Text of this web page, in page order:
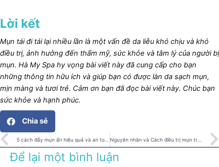
Lời kết
Mụn tái đi tái lại nhiều lần là một vấn đề da liễu khó chịu và khó
điều trị, ảnh hưởng đến thẩm mỹ, sức khỏe và tâm lý của người bị
mụn. Hà My Spa hy vọng bài viết này đã cung cấp cho bạn
những thông tin hữu ích và giúp bạn có được làn da sạch mụn,
mịn màng và tươi trẻ. Cảm ơn bạn đã đọc bài viết này. Chúc bạn
sức khỏe và hạnh phúc.
Chia sẻ
Prev Nguyên nhân và Cách điều trị mụn trứng cá hiệu quả
Để lại một bình luận